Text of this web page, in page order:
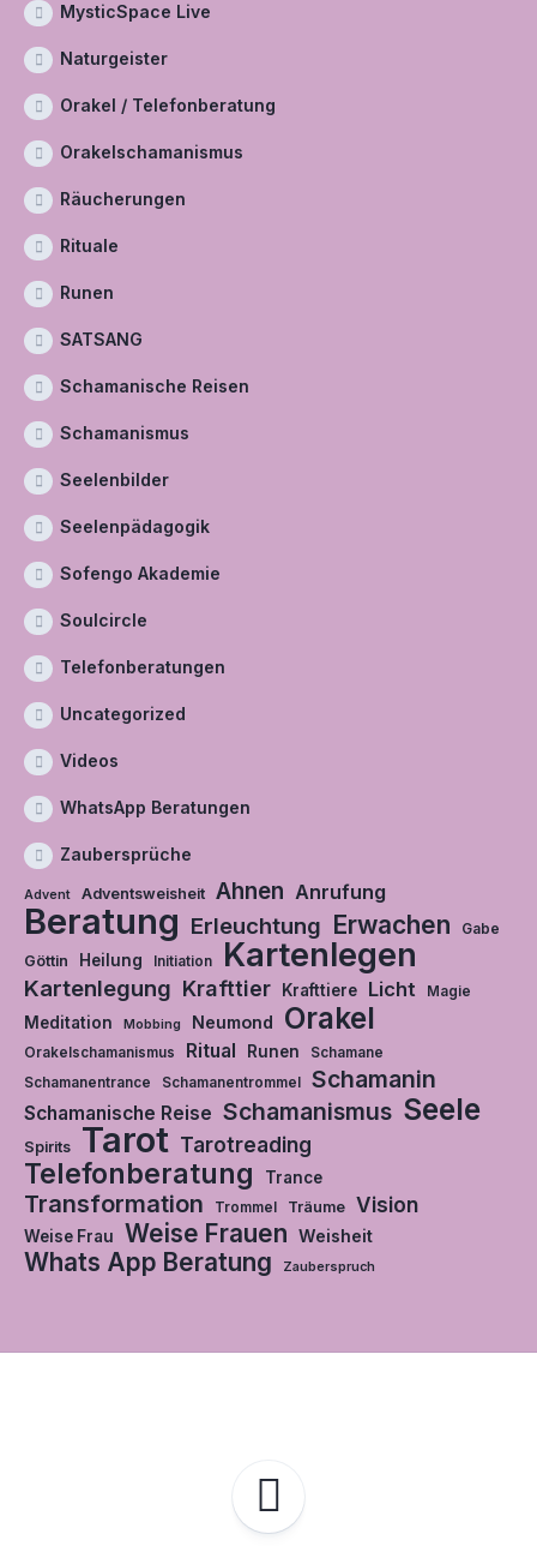
MysticSpace Live
Naturgeister
Orakel / Telefonberatung
Orakelschamanismus
Räucherungen
Rituale
Runen
SATSANG
Schamanische Reisen
Schamanismus
Seelenbilder
Seelenpädagogik
Sofengo Akademie
Soulcircle
Telefonberatungen
Uncategorized
Videos
WhatsApp Beratungen
Zaubersprüche
Advent Adventsweisheit Ahnen Anrufung
Beratung Erleuchtung Erwachen Gabe
Göttin Heilung Initiation Kartenlegen
Kartenlegung Krafttier Krafttiere Licht Magie
Meditation Mobbing Neumond Orakel
Orakelschamanismus Ritual Runen
Schamane
Schamanentrance
Schamanentrommel Schamanin
Schamanische Reise Schamanismus Seele
Spirits Tarot Tarotreading
Telefonberatung Trance
Transformation Trommel Träume Vision
Weise Frau Weise Frauen Weisheit
Whats App Beratung Zauberspruch